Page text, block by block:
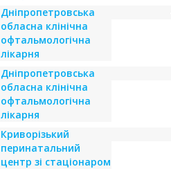
Дніпропетровська
обласна клінічна
офтальмологічна
лікарня
Дніпропетровська
обласна клінічна
офтальмологічна
лікарня
Криворізький
перинатальний
центр зі стаціонаром